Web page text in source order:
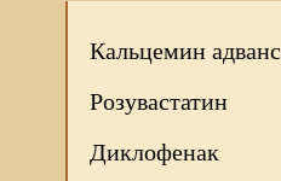
Кальцемин адванс
Розувастатин
Диклофенак